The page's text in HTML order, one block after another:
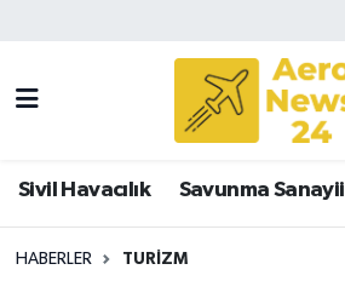
Sivil Havacılık Savunma Sanayii
HABERLER TURIZM